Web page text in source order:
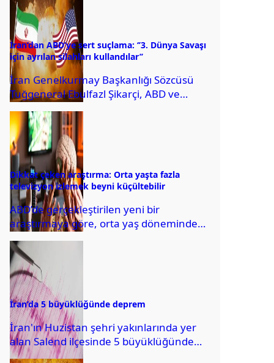
İran’dan ABD’ye sert suçlama: ‘’3. Dünya Savaşı
için ayrılan silahları kullandılar’’
İran Genelkurmay Başkanlığı Sözcüsü
Tuğgeneral Ebulfazl Şikarçi, ABD ve
İsrail’in 2025 yılında yaşanan
çatışmalarda en gelişmiş silah
sistemlerini...
Dikkat çeken araştırma: Orta yaşta fazla
televizyon izlemek beyni küçültebilir
ABD’de gerçekleştirilen yeni bir
araştırmaya göre, orta yaş döneminde
çok fazla televizyon izlemek, ilerleyen
yıllarda beyinde hacim kaybına...
İran’da 5 büyüklüğünde deprem
İran'ın Huzistan şehri yakınlarında yer
alan Salend ilçesinde 5 büyüklüğünde
deprem oldu.